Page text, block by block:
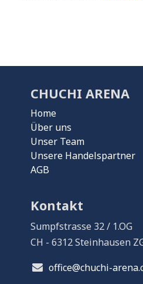
CHUCHI ARENA
Home
Über uns
Unser Team
Unsere Handelspartner
AGB
Kontakt
Sumpfstrasse 32 / 1.OG
CH - 6312 Steinhausen
office@chuchi-